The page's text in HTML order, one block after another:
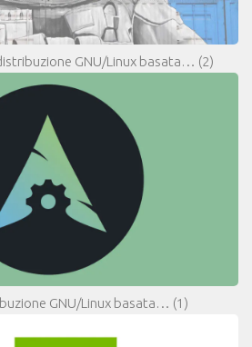
GNU/Linux basata… (2)
GNU/Linux basata… (1)